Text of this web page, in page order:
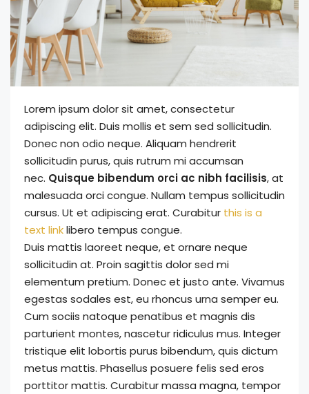
Lorem ipsum dolor sit amet, consectetur
adipiscing elit. Duis mollis et sem sed sollicitudin.
Donec non odio neque. Aliquam hendrerit
sollicitudin purus, quis rutrum mi accumsan
nec. Quisque bibendum orci ac nibh facilisis, at
malesuada orci congue. Nullam tempus sollicitudin
cursus. Ut et adipiscing erat. Curabitur this is a
text linklibero tempus congue.
Duis mattis laoreet neque, et ornare neque
sollicitudin at. Proin sagittis dolor sed mi
elementum pretium. Donec et justo ante. Vivamus
egestas sodales est, eu rhoncus urna semper eu.
Cum sociis natoque penatibus et magnis dis
parturient montes, nascetur ridiculus mus. Integer
tristique elit lobortis purus bibendum, quis dictum
metus mattis. Phasellus posuere felis sed eros
porttitor mattis. Curabitur massa magna, tempor